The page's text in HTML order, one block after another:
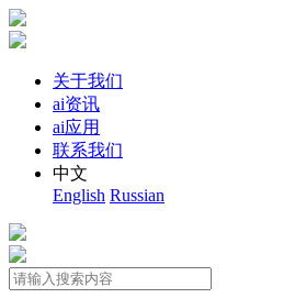
关于我们
ai资讯
ai应用
联系我们
中文
English Russian